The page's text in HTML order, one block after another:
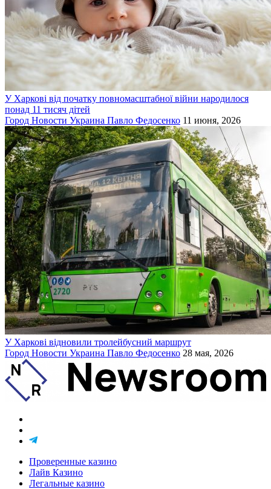
У Харкові від початку повномасштабної війни народилося
понад 11 тисяч дітей
Город Новости Украина Павло Федосенко 11 июня, 2026
У Харкові відновили тролейбусний маршрут
Город Новости Украина Павло Федосенко 28 мая, 2026
Проверенные казино
Лайв Казино
Легальные казино